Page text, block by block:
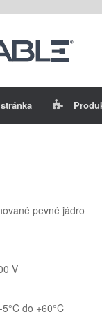
pevné jádro
V
do +60°C